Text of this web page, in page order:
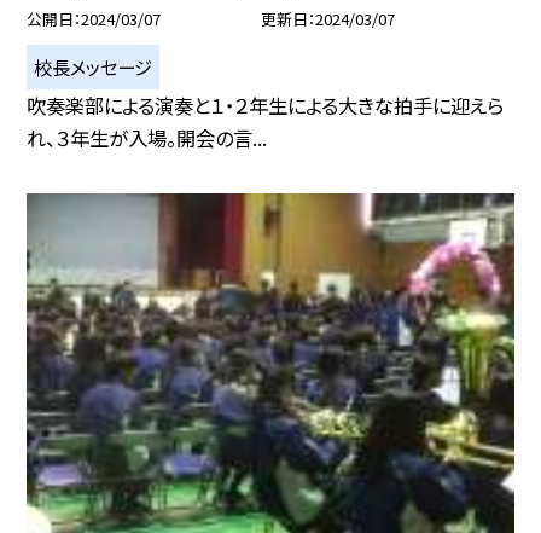
公開日 2024/03/07 更新日 2024/03/07
校長メッセージ
吹奏楽部による演奏と１・２年生による大きな拍手に迎えら
れ、３年生が入場。開会の言...